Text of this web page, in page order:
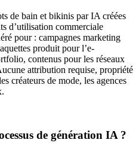
de bain et bikinis par IA créées
d’utilisation commerciale
pour : campagnes marketing
produit pour l’e-
contenus pour les réseaux
attribution requise, propriété
créateurs de mode, les agences
de génération IA ?